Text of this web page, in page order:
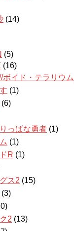
(14)
(5)
(16)
ボイド・テラリウム
(1)
(6)
っぱな勇者 (1)
(1)
R (1)
ス2 (15)
(3)
2 (13)